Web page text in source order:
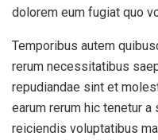
dolorem eum fugiat quo
Temporibus autem
rerum necessitatibus
repudiandae sint et
earum rerum hic tenetur
reiciendis voluptatibus